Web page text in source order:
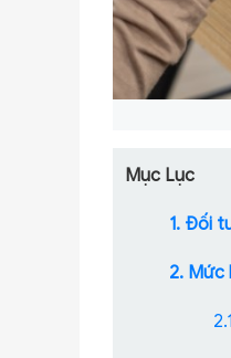
Mục Lục
1. Đối
2. Mức